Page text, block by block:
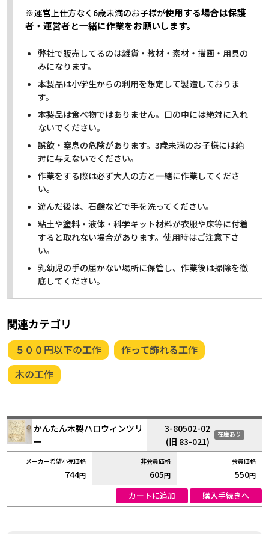
※運営上仕方なく6歳未満のお子様が使用する場合は保護
者・運営者と一緒に作業をお願いします。
弊社で販売してるのは雑貨・教材・素材・描画・用具の
みになります。
本製品は小学生からの利用を想定して製造しておりま
す。
本製品は食べ物ではありません。口の中には絶対に入れ
ないでください。
誤飲・窒息の危険があります。3歳未満のお子様には絶
対に与えないでください。
作業をする際は必ず大人の方と一緒に作業してくださ
い。
遊んだ後は、石鹸などで手を洗ってください。
粘土や塗料・液体・科学キット材料が衣服や床等に付着
すると取れない場合があります。使用時はご注意下さ
い。
乳幼児の手の届かない場所に保管し、作業後は掃除を徹
底してください。
関連カテゴリ
５００円以下の工作
作って飾れる工作
木の工作
かんたん木製ハロウィンツリ
ー
3-80502-02
(旧 83-021)
在庫あり
744円 605円 550円
カートに追加 購入手続きへ